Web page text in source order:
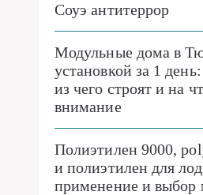
Соуэ антитеррор
Модульные дома в
установкой за 1
из чего строят и на
внимание
Полиэтилен 9000,
и полиэтилен для
применение и выбор